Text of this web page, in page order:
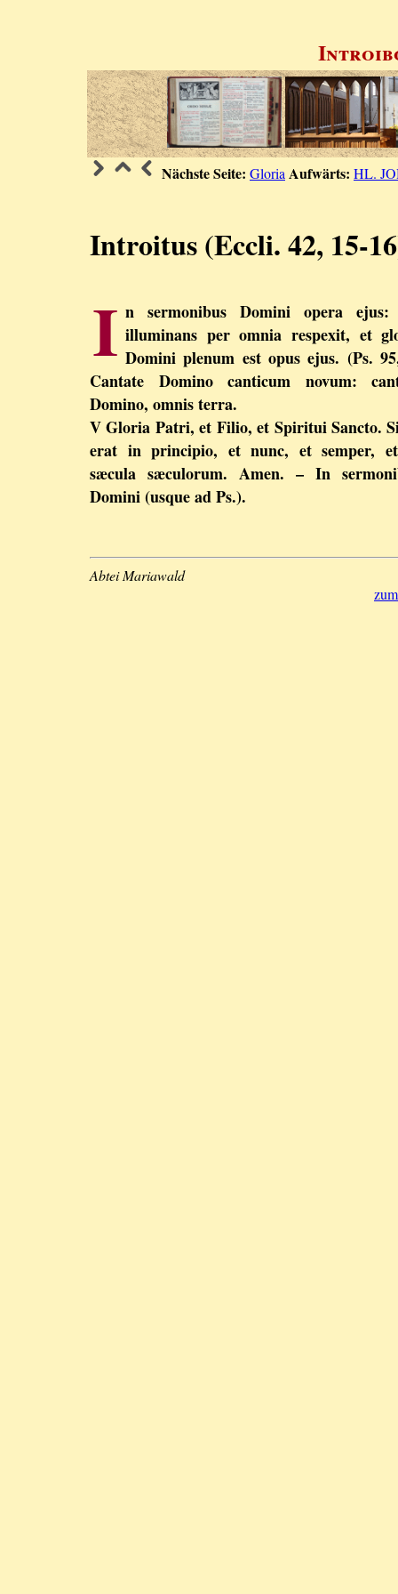
Nächste Seite: Gloria Aufwärts: HL.
Introitus (Eccli. 42, 15-
I n sermonibus Domini opera ejus:
illuminans per omnia respexit, et
Domini plenum est opus ejus. (Ps.
Cantate Domino canticum novum:
Domino, omnis terra.
V Gloria Patri, et Filio, et Spiritui Sancto.
erat in principio, et nunc, et semper,
sæcula sæculorum. Amen. – In
Domini (usque ad Ps.).
Abtei Mariawald